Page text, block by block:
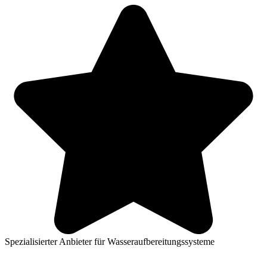
Spezialisierter Anbieter für Wasseraufbereitungssysteme